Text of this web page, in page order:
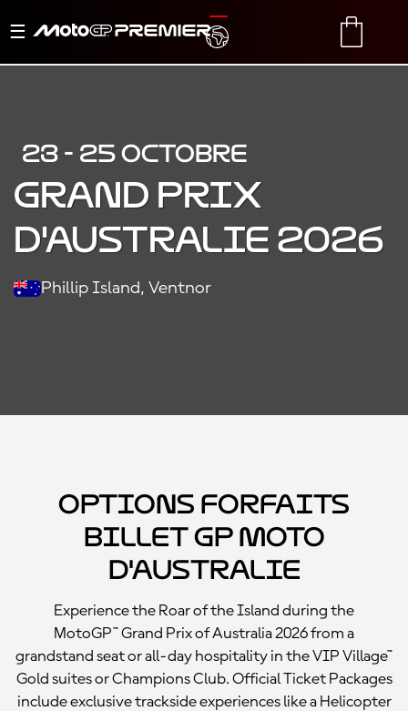
Basculer
navigation
TRANSLATE
23 - 25 OCTOBRE
GRAND PRIX
D'AUSTRALIE 2026
Phillip Island, Ventnor
Options forfaits
billet GP moto
d'Australie
Experience the Roar of the Island during the
MotoGP™ Grand Prix of Australia 2026 from a
grandstand seat or all-day hospitality in the VIP Village™
Gold suites or Champions Club. Official Ticket Packages
include exclusive trackside experiences like a Helicopter